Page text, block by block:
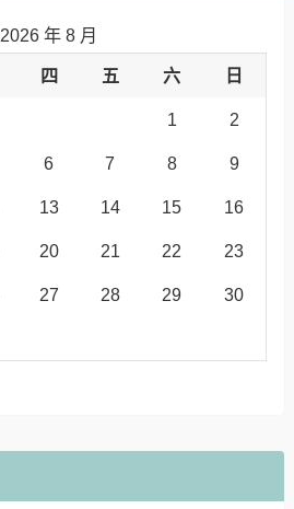
2026 年 8 月
四 五 六 日
1 2
6 7 8 9
13 14 15 16
20 21 22 23
27 28 29 30